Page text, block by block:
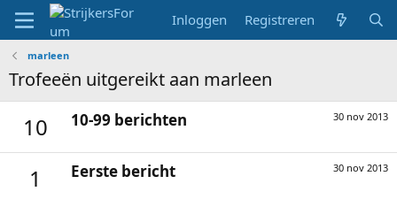
Inloggen Registreren
marleen
Trofeeën uitgereikt aan marleen
10 30 nov 2013
10-99 berichten
1 30 nov 2013
Eerste bericht